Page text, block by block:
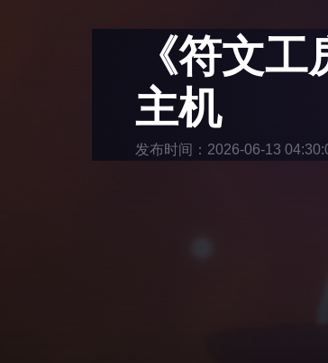
《符文
主机
发布时间：2026-06-13